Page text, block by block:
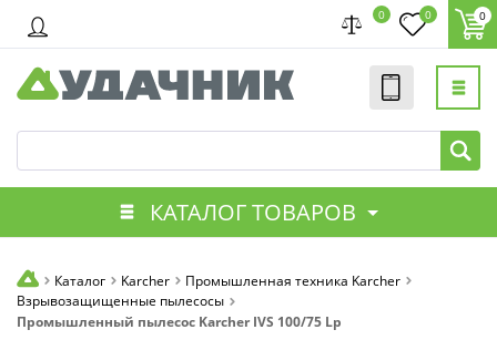
0 0 0
КАТАЛОГ ТОВАРОВ
Каталог Karcher
Промышленная техника Karcher
Взрывозащищенные пылесосы
Промышленный пылесос Karcher IVS 100/75 Lp